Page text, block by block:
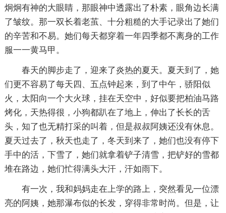
炯炯有神的大眼睛，那眼神中透露出了朴素，眼角边长满
了皱纹。那一双长着老茧、十分粗糙的大手记录出了她们
的辛苦和不易。她们每天都穿着一年四季都不离身的工作
服一一黄马甲。
春天的脚步走了，迎来了炎热的夏天。夏天到了，她
们更不容易了每天四、五点钟起来，到了中午，骄阳似
火，太阳向一个大火球，挂在天空中，好似要把柏油马路
烤化，天热得很，小狗都趴在了地上，伸出了长长的舌
头，知了也无精打采的叫着，但是叔叔阿姨还没有休息。
夏天过去了，秋天也走了，冬天到来了，她们也没有停下
手中的活，下雪了，她们就拿着铲子清雪，把铲好的雪都
堆在路边，她们忙得满头大汗，汗如雨下。
有一次，我和妈妈走在上学的路上，突然看见一位漂
亮的阿姨，她那瀑布似的长发，穿得非常时尚。但是，让